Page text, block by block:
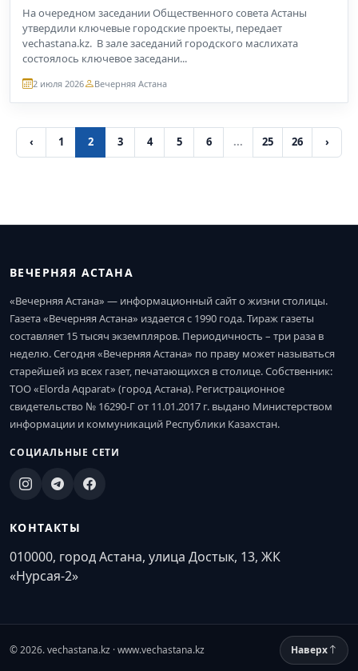
На очередном заседании Общественного совета Астаны
утвердили ключевые городские проекты, передает
vechastana.kz. В зале заседаний городского маслихата
состоялось ключевое заседани...
2 июля 2026 Вечерняя Астана
‹ 1 2 3 4 5 6 ... 25 26 ›
ВЕЧЕРНЯЯ АСТАНА
«Вечерняя Астана» — информационный сайт о жизни столицы.
Газета «Вечерняя Астана» издается с 1990 года. Тираж газеты
составляет 15 тысяч экземпляров. Периодичность – три раза в
неделю. Сегодня «Вечерняя Астана» по праву может называться
старейшей из всех газет, печатающихся в столице. Собственник:
ТОО «Elorda Aqparat» (город Астана). Регистрационное
свидетельство № 16290-Г от 11.01.2017 г. выдано Министерством
информации и коммуникаций Республики Казахстан.
СОЦИАЛЬНЫЕ СЕТИ
КОНТАКТЫ
010000, город Астана, улица Достык, 13, ЖК
«Нурсая-2»
© 2026. vechastana.kz · www.vechastana.kz Наверх